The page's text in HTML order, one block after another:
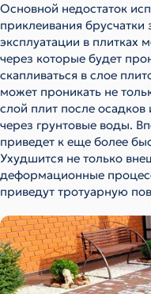
Основной недостаток
приклеивания брусчатки
эксплуатации в плитках
через которые будет
скапливаться в слое
может проникать не
слой плит после
через грунтовые воды.
приведет к еще более
Ухудшится не только
деформационные
приведут тротуарную